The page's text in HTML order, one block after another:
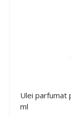
Ulei parfumat
ml